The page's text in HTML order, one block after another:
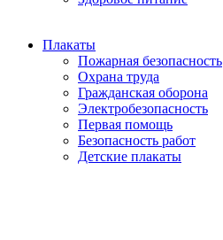
Плакаты
Пожарная безопасность
Охрана труда
Гражданская оборона
Электробезопасность
Первая помощь
Безопасность работ
Детские плакаты